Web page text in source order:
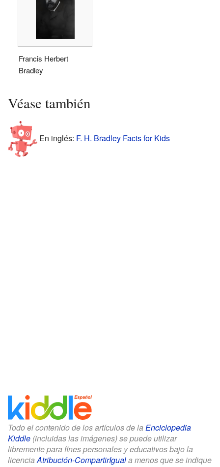
Francis Herbert
Bradley
Véase también
En inglés: F. H. Bradley Facts for Kids
Todo el contenido de los artículos de la Enciclopedia
Kiddle (incluidas las imágenes) se puede utilizar
libremente para fines personales y educativos bajo la
licenciaAtribución-CompartirIguala menos que se indique